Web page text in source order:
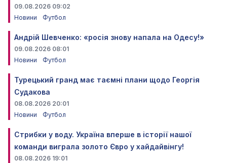
09.08.2026 09:02
Новини
Футбол
Андрій Шевченко: «росія знову напала на Одесу!»
09.08.2026 08:01
Новини
Футбол
Турецький гранд має таємні плани щодо Георгія
Судакова
08.08.2026 20:01
Новини
Футбол
Стрибки у воду. Україна вперше в історії нашої
команди виграла золото Євро у хайдайвінгу!
08.08.2026 19:01